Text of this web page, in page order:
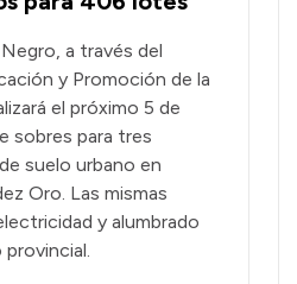
a través del
y Promoción de la
el próximo 5 de
sobres para tres
suelo urbano en
Oro. Las mismas
y alumbrado